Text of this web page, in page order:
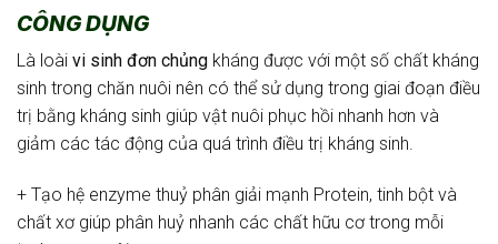
CÔNG DỤNG
Là loài vi sinh đơn chủng kháng được với một số chất kháng
sinh trong chăn nuôi nên có thể sử dụng trong giai đoạn điều
trị bằng kháng sinh giúp vật nuôi phục hồi nhanh hơn và
giảm các tác động của quá trình điều trị kháng sinh.
+ Tạo hệ enzyme thuỷ phân giải mạnh Protein, tinh bột và
chất xơ giúp phân huỷ nhanh các chất hữu cơ trong mỗi